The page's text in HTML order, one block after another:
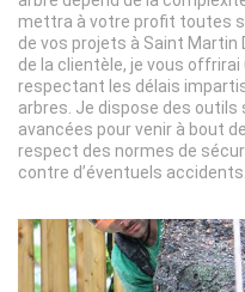
mettra à votre profit toutes
de vos projets à Saint
de la clientèle, je vous
respectant les délais
arbres. Je dispose des
avancées pour venir à bout
respect des normes de
contre d’éventuels accidents.